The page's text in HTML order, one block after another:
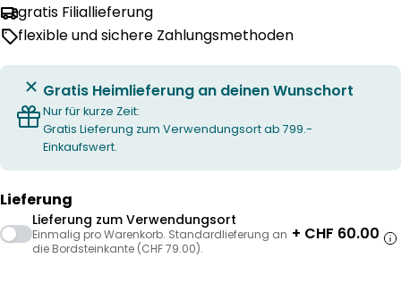
gratis Filiallieferung
flexible und sichere Zahlungsmethoden
Gratis Heimlieferung an deinen Wunschort
Nur für kurze Zeit:
Gratis Lieferung zum Verwendungsort ab 799.-
Einkaufswert.
Lieferung
Lieferung zum Verwendungsort
Einmalig pro Warenkorb. Standardlieferung an
die Bordsteinkante (CHF 79.00).
+ CHF 60.00